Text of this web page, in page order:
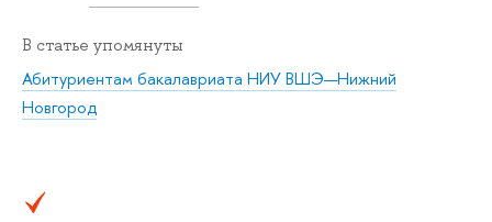
В статье упомянуты
Абитуриентам бакалавриата НИУ ВШЭ—Нижний
Новгород